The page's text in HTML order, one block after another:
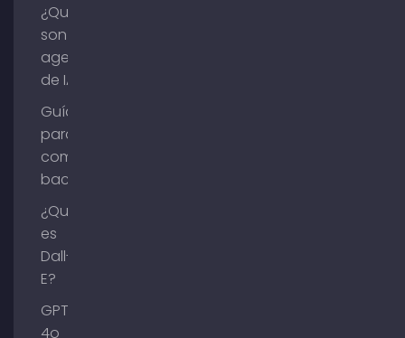
¿Qué
son los
agentes
de IA?
Guía
para
comprar
backlinks
¿Qué
es
Dall-
E?
GPT-
4o